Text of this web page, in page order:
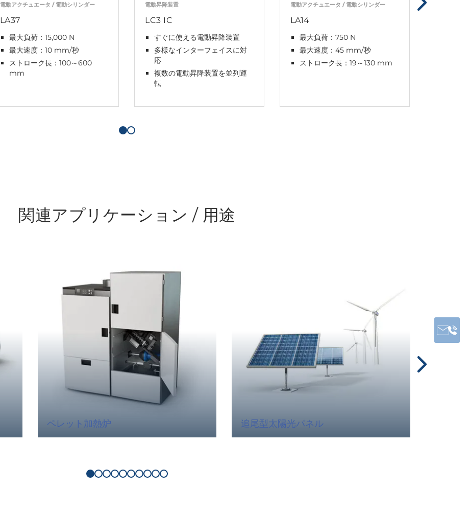
電動アクチュエータ / 電動シリンダー
LA37
最大負荷：15,000 N
最大速度：10 mm/秒
ストローク長：100～600
mm
電動昇降装置
LC3 IC
すぐに使える電動昇降装置
多様なインターフェイスに対
応
複数の電動昇降装置を並列運
転
電動アクチュエータ / 電動シリンダー
LA14
最大負荷：750 N
最大速度：45 mm/秒
ストローク長：19～130 mm
関連アプリケーション / 用途
ペレット加熱炉 追尾型太陽光パネル